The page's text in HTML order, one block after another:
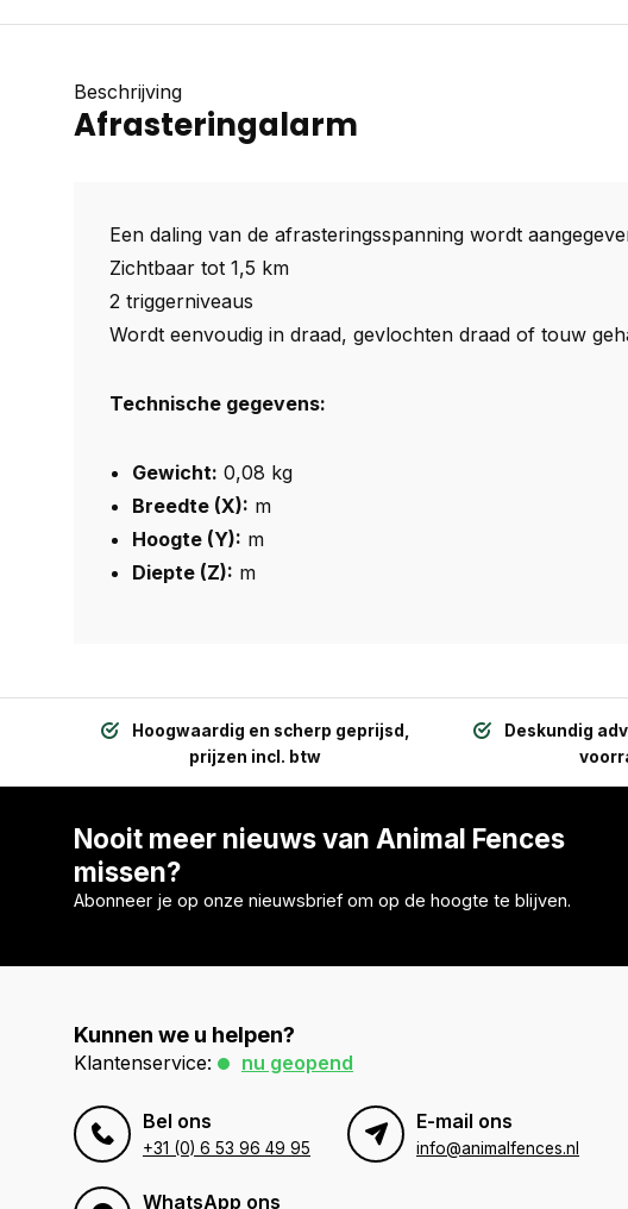
Beschrijving
Afrasteringalarm
Een daling van de afrasteringsspanning wordt
Zichtbaar tot 1,5 km
2 triggerniveaus
Wordt eenvoudig in draad, gevlochten draad of touw
Technische gegevens:
Gewicht: 0,08 kg
Breedte (X): m
Hoogte (Y): m
Diepte (Z): m
Hoogwaardig en scherp geprijsd,
prijzen incl. btw
Deskundig
Nooit meer nieuws van Animal Fences
missen?
Abonneer je op onze nieuwsbrief om op de hoogte te blijven.
Kunnen we u helpen?
Klantenservice: nu geopend
Bel ons
+31 (0) 6 53 96 49 95
E-mail ons
info@animalfences.nl
WhatsApp ons